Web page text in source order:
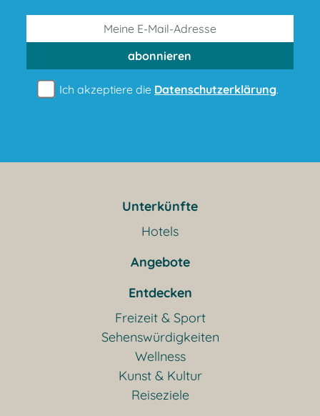
abonnieren
Ich akzeptiere die Datenschutzerklärung.
Unterkünfte
Hotels
Angebote
Entdecken
Freizeit & Sport
Sehenswürdigkeiten
Wellness
Kunst & Kultur
Reiseziele